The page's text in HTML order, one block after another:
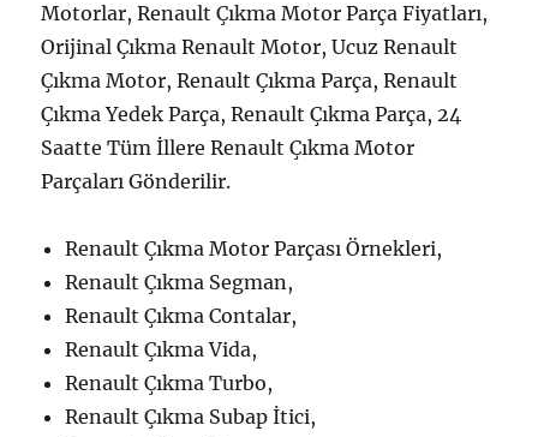
Motorlar, Renault Çıkma Motor Parça Fiyatları,
Orijinal Çıkma Renault Motor, Ucuz Renault
Çıkma Motor, Renault Çıkma Parça, Renault
Çıkma Yedek Parça, Renault Çıkma Parça, 24
Saatte Tüm İllere Renault Çıkma Motor
Parçaları Gönderilir.
Renault Çıkma Motor Parçası Örnekleri,
Renault Çıkma Segman,
Renault Çıkma Contalar,
Renault Çıkma Vida,
Renault Çıkma Turbo,
Renault Çıkma Subap İtici,